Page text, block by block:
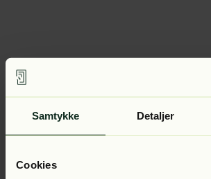
Samtykke Detaljer
Cookies